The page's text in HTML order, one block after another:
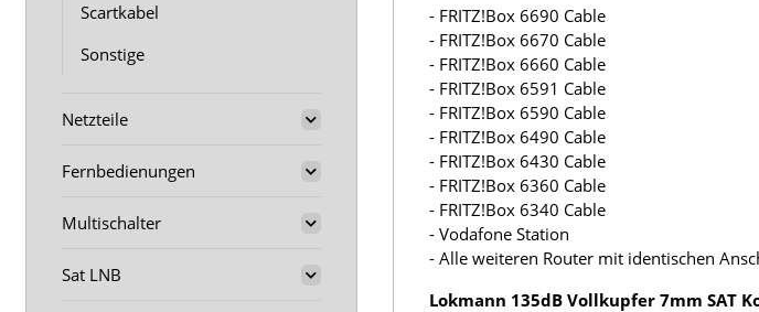
- FRITZ!Box 6690 Cable
- FRITZ!Box 6670 Cable
- FRITZ!Box 6660 Cable
- FRITZ!Box 6591 Cable
- FRITZ!Box 6590 Cable
- FRITZ!Box 6490 Cable
- FRITZ!Box 6430 Cable
- FRITZ!Box 6360 Cable
- FRITZ!Box 6340 Cable
- Vodafone Station
- Alle weiteren Router mit identischen
Lokmann 135dB Vollkupfer 7mm SAT
Scartkabel
Sonstige
Netzteile
Fernbedienungen
Multischalter
Sat LNB